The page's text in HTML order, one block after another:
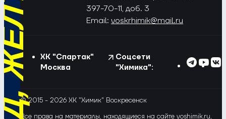
397-70-11, доб. 3
Email: voskrhimik@mail.ru
ХК "Спартак"
Москва
Соцсети
"Химика":
© 2015 - 2026 ХК "Химик" Воскресенск
Все права на материалы, находящиеся на сайте voshimik.ru,